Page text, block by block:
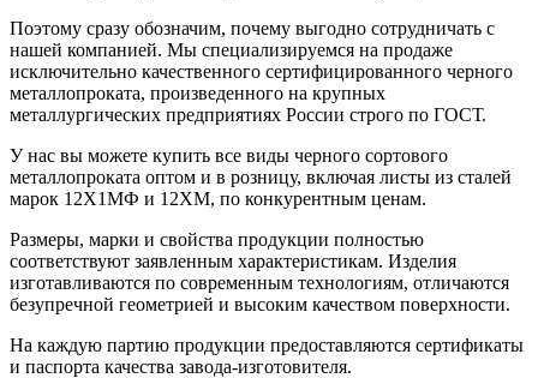
Поэтому сразу обозначим, почему выгодно сотрудничать с
нашей компанией. Мы специализируемся на продаже
исключительно качественного сертифицированного черного
металлопроката, произведенного на крупных
металлургических предприятиях России строго по ГОСТ.
У нас вы можете купить все виды черного сортового
металлопроката оптом и в розницу, включая листы из сталей
марок 12Х1МФ и 12ХМ, по конкурентным ценам.
Размеры, марки и свойства продукции полностью
соответствуют заявленным характеристикам. Изделия
изготавливаются по современным технологиям, отличаются
безупречной геометрией и высоким качеством поверхности.
На каждую партию продукции предоставляются сертификаты
и паспорта качества завода-изготовителя.